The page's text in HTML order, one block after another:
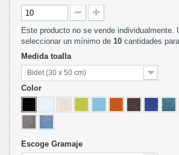
Este producto no se vende individualmente.
seleccionar un mínimo de 10 cantidades
Medida toalla
Bidet (30 x 50 cm)
Color
Escoge Gramaje